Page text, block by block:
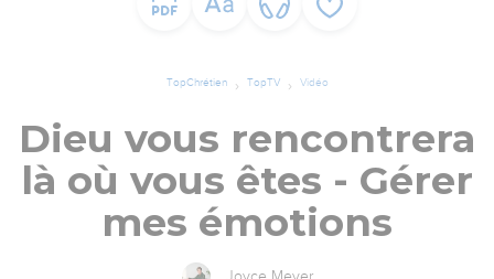
TopChrétien TopTV Vidéo
Dieu vous rencontrera
là où vous êtes - Gérer
mes émotions